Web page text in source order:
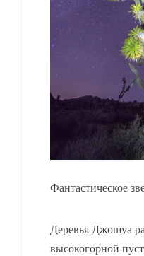
Фантастическое
Деревья Джошуа
высокогорной